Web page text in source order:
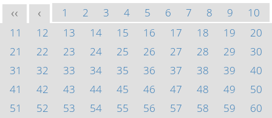
<< < 1 2 3 4 5 6 7 8 9
10
11
12 13 14 15 16 17 18 19
20
21
22 23 24 25 26 27 28 29
30
31
32 33 34 35 36 37 38 39
40
41
42 43 44 45 46 47 48 49
50
51
52 53 54 55 56 57 58 59
60